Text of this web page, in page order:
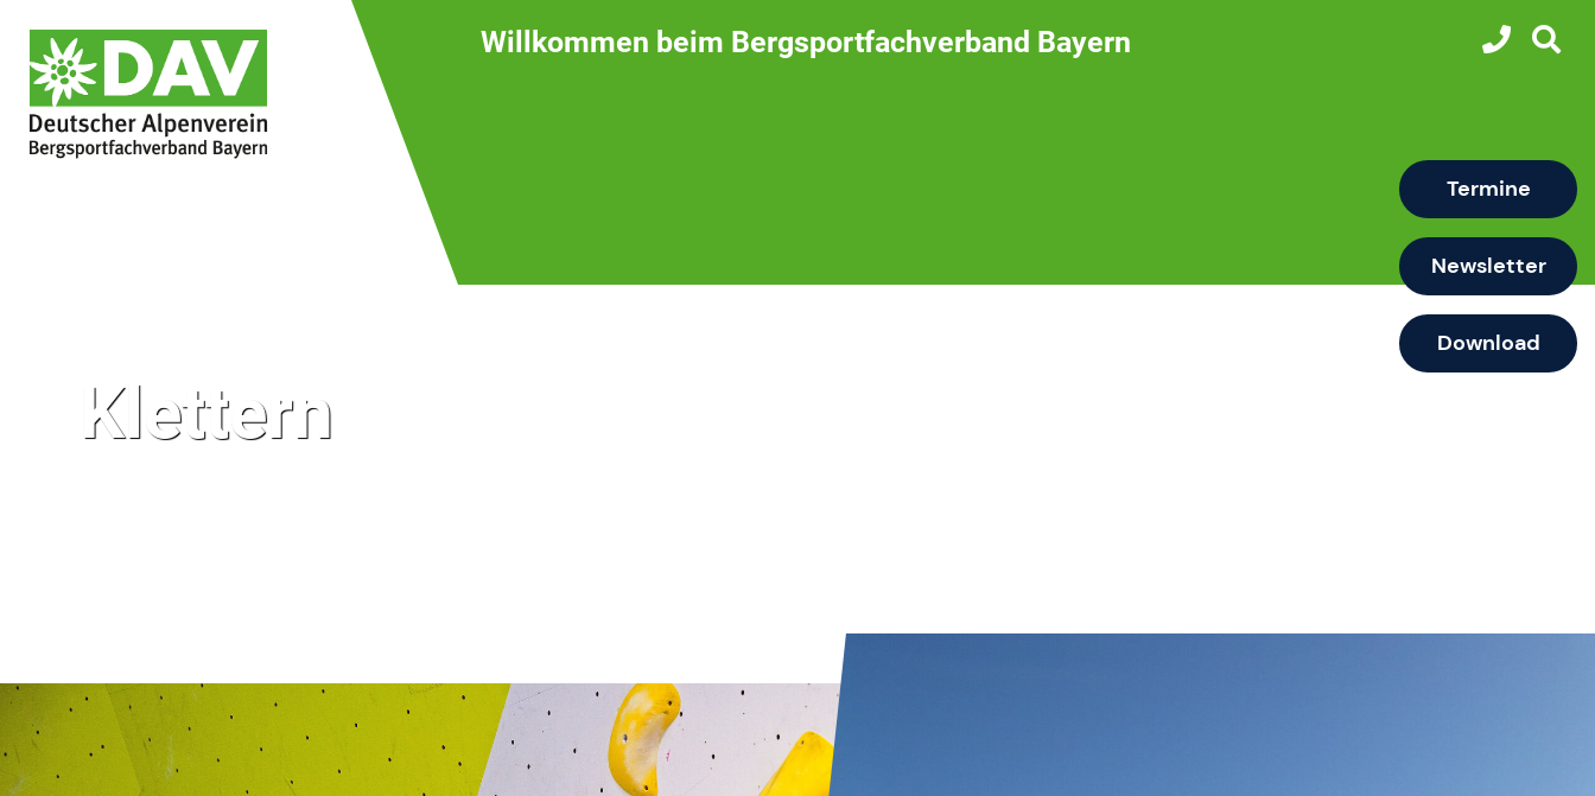
Willkommen beim Bergsportfachverband Bayern
Klettern
Termine
Newsletter
Download